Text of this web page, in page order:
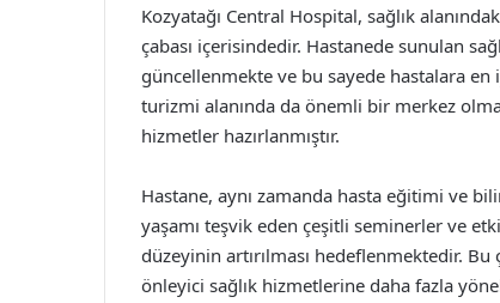
Kozyatağı Central Hospital, sağlık
çabası içerisindedir. Hastanede sunulan
güncellenmekte ve bu sayede hastalara en
turizmi alanında da önemli bir merkez
hizmetler hazırlanmıştır.
Hastane, aynı zamanda hasta eğitimi ve
yaşamı teşvik eden çeşitli seminerler ve
düzeyinin artırılması hedeflenmektedir. Bu
önleyici sağlık hizmetlerine daha fazla